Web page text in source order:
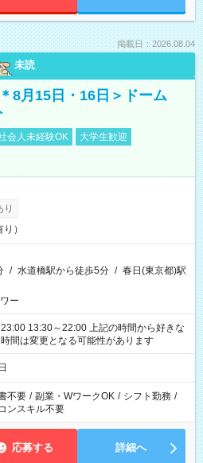
掲載日：2026.08.04
未読
8月15日・16日＞ドーム
会人未経験OK
大学生歓迎
り
）
/ 水道橋駅から徒歩5分 / 春日(東京都)駅
ー
22:00 上記の時間から好きな
間は変更となる可能性があります
不要 / 副業・WワークOK / シフト勤務 /
ンスキル不要
応募する 詳細へ